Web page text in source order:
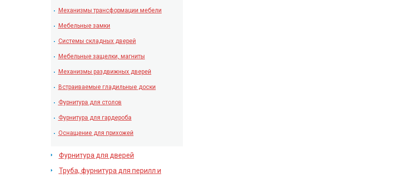
Механизмы трансформации мебели
Мебельные замки
Системы складных дверей
Мебельные защелки, магниты
Механизмы раздвижных дверей
Встраиваемые гладильные доски
Фурнитура для столов
Фурнитура для гардероба
Оснащение для прихожей
Фурнитура для дверей
Труба, фурнитура для перилл и